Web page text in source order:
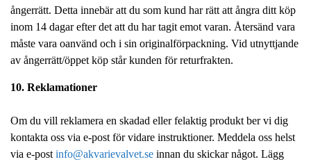
ångerrätt. Detta innebär att du som kund har rätt att ångra ditt köp
inom 14 dagar efter det att du har tagit emot varan. Återsänd vara
måste vara oanvänd och i sin originalförpackning. Vid utnyttjande
av ångerrätt/öppet köp står kunden för returfrakten.
10. Reklamationer
Om du vill reklamera en skadad eller felaktig produkt ber vi dig
kontakta oss via e-post för vidare instruktioner. Meddela oss helst
via e-post info@akvarievalvet.se innan du skickar något. Lägg